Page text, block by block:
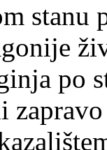
stanu
po